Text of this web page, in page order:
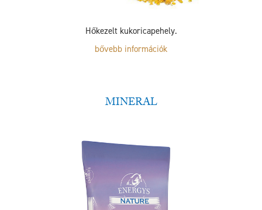
Hőkezelt kukoricapehely.
bővebb információk
MINERAL